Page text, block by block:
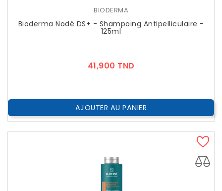
BIODERMA
Bioderma Nodé DS+ - Shampoing Antipelliculaire -
125ml
41,900 TND
AJOUTER AU PANIER